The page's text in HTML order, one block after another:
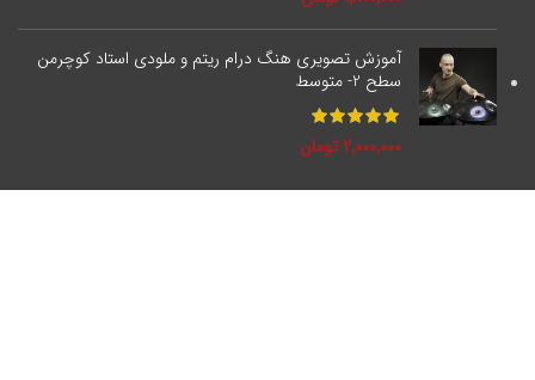
آموزش تصویری هنگ درام ریتم و ملودی استاد کوچرمن
سطح 2- متوسط
2,000,000 تومان